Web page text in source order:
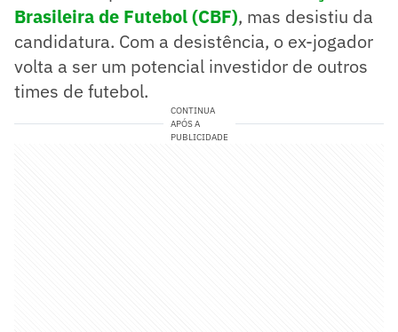
Brasileira de Futebol (CBF), mas desistiu da
candidatura. Com a desistência, o ex-jogador
volta a ser um potencial investidor de outros
times de futebol.
CONTINUA
APÓS A
PUBLICIDADE